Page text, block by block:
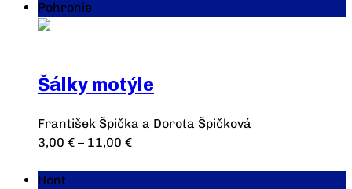
Pohronie
Šálky motýle
František Špička a Dorota Špičková
3,00 € – 11,00 €
Hont